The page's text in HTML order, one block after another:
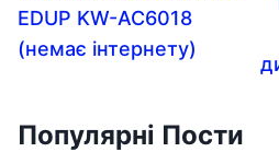
EDUP KW-AC6018
(немає інтернету)
Популярні Пости